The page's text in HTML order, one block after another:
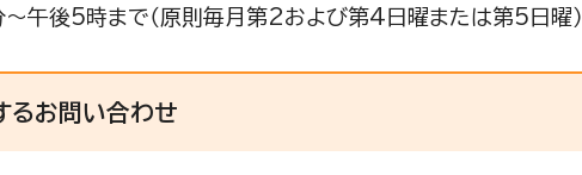
午後5時まで（原則毎月第2および第4日曜または第5日曜）
るお問い合わせ